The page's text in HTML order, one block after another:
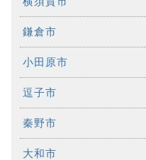
鎌倉市
小田原市
逗子市
秦野市
大和市